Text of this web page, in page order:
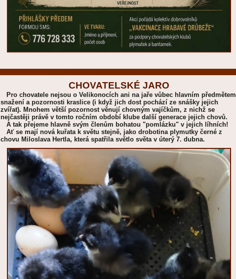
CHOVATELSKÉ JARO
Pro chovatele nejsou o Velikonocích ani na jaře vůbec hlavním předmětem
snažení a pozornosti kraslice (i když jich dost pochází ze snášky jejich
zvířat). Mnohem větší pozornost věnují chovným vajíčkům, z nichž se
nejčastěji právě v tomto ročním období klube další generace jejich chovů.
A tak přejeme hlavně svým členům bohatou "pomlázku" v jejich líhních!
Ať se mají nová kuřata k světu stejně, jako drobotina plymutky černé z
chovu Miloslava Hertla, která spatřila světlo světa v úterý 7. dubna.